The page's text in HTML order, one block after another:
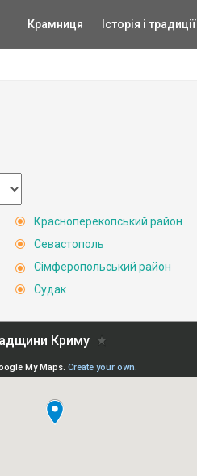
Крамниця Історія і традиції
Красноперекопський район
Севастополь
Сімферопольський район
Судак